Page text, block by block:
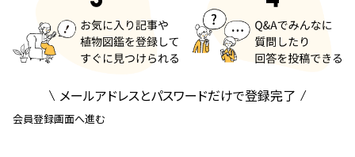
メールアドレスとパスワードだけで登録完了
会員登録画面へ進む